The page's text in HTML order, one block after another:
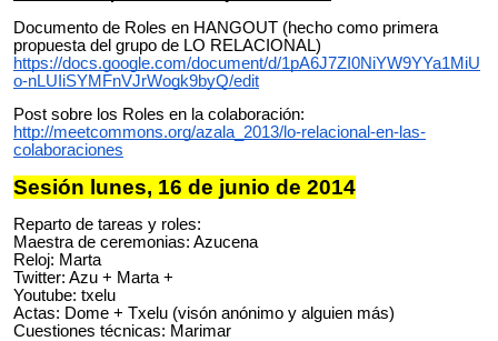
Documento de Roles en HANGOUT (hecho como primera
propuesta del grupo de LO RELACIONAL)
https://docs.google.com/document/d/1pA6J7ZI0NiYW9YYa1MiU
o-nLUIiSYMFnVJrWogk9byQ/edit
Post sobre los Roles en la colaboración:
http://meetcommons.org/azala_2013/lo-relacional-en-las-
colaboraciones
Sesión lunes, 16 de junio de 2014
Reparto de tareas y roles:
Maestra de ceremonias: Azucena
Reloj: Marta
Twitter: Azu + Marta +
Youtube: txelu
Actas: Dome + Txelu (visón anónimo y alguien más)
Cuestiones técnicas: Marimar